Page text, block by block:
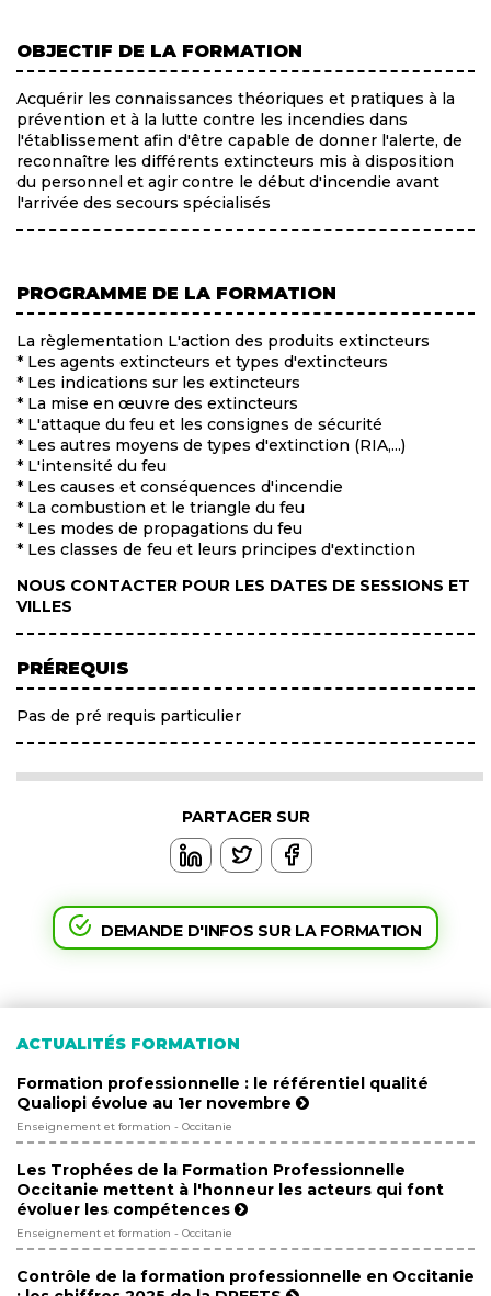
OBJECTIF DE LA FORMATION
Acquérir les connaissances théoriques et pratiques à la
prévention et à la lutte contre les incendies dans
l'établissement afin d'être capable de donner l'alerte, de
reconnaître les différents extincteurs mis à disposition
du personnel et agir contre le début d'incendie avant
l'arrivée des secours spécialisés
PROGRAMME DE LA FORMATION
La règlementation L'action des produits extincteurs
* Les agents extincteurs et types d'extincteurs
* Les indications sur les extincteurs
* La mise en œuvre des extincteurs
* L'attaque du feu et les consignes de sécurité
* Les autres moyens de types d'extinction (RIA,...)
* L'intensité du feu
* Les causes et conséquences d'incendie
* La combustion et le triangle du feu
* Les modes de propagations du feu
* Les classes de feu et leurs principes d'extinction
NOUS CONTACTER POUR LES DATES DE SESSIONS ET
VILLES
PRÉREQUIS
Pas de pré requis particulier
DEMANDE D'INFOS SUR LA FORMATION
PARTAGER SUR
ACTUALITÉS FORMATION
Formation professionnelle : le référentiel qualité
Qualiopi évolue au 1er novembre
Enseignement et formation - Occitanie
Les Trophées de la Formation Professionnelle
Occitanie mettent à l'honneur les acteurs qui font
évoluer les compétences
Enseignement et formation - Occitanie
Contrôle de la formation professionnelle en Occitanie